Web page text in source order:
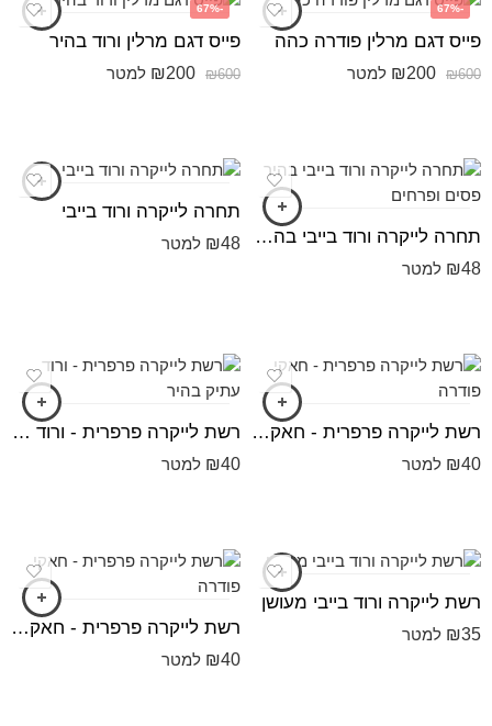
-67%
פייס דגם מרלין פודרה כהה
₪600
₪200 למטר
-67%
פייס דגם מרלין ורוד בהיר
₪600
₪200 למטר
תחרה לייקרה ורוד בייבי בהיר פסים ופרחים
₪48 למטר
תחרה לייקרה ורוד בייבי
₪48 למטר
רשת לייקרה פרפרית - חאקי פודרה
₪40 למטר
רשת לייקרה פרפרית - ורוד עתיק בהיר
₪40 למטר
רשת לייקרה ורוד בייבי מעושן
₪35 למטר רשת לייקרה פרפרית - חאקי פודרה
₪40 למטר